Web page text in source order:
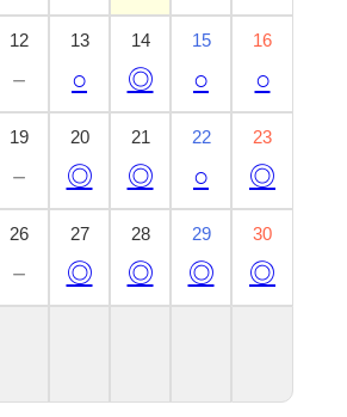
12
－
13
○
14
◎
15
○
16
○
19
－
20
◎
21
◎
22
○
23
◎
26
－
27
◎
28
◎
29
◎
30
◎